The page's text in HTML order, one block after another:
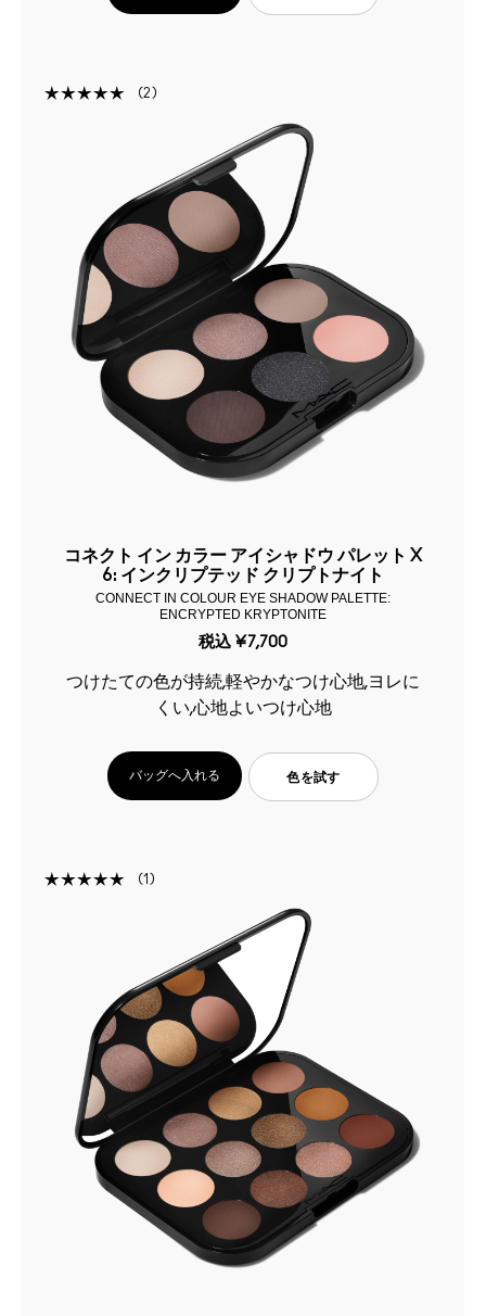
2
コネクト イン カラー アイシャドウ パレット X
6: インクリプテッド クリプトナイト
CONNECT IN COLOUR EYE SHADOW PALETTE:
ENCRYPTED KRYPTONITE
税込 ¥7,700
つけたての色が持続,軽やかなつけ心地,ヨレに
くい,心地よいつけ心地
バッグへ入れる 色を試す
1